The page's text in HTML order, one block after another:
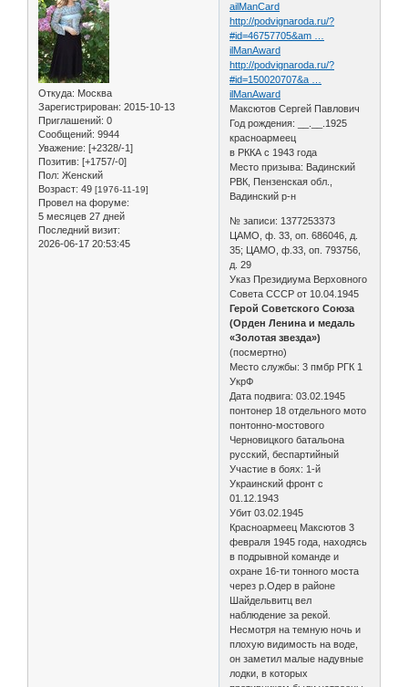
Откуда: Москва
Зарегистрирован: 2015-10-13
Приглашений: 0
Сообщений: 9944
Уважение: [+2328/-1]
Позитив: [+1757/-0]
Пол: Женский
Возраст: 49 [1976-11-19]
Провел на форуме:
5 месяцев 27 дней
Последний визит:
2026-06-17 20:53:45
ailManCard
http://podvignaroda.ru/?
#id=46757705&am …
ilManAward
http://podvignaroda.ru/?
#id=150020707&a …
ilManAward
Максютов Сергей Павлович
Год рождения: __.__.1925
красноармеец
в РККА с 1943 года
Место призыва: Вадинский
РВК, Пензенская обл.,
Вадинский р-н
№ записи: 1377253373
ЦАМО, ф. 33, оп. 686046, д.
35; ЦАМО, ф.33, оп. 793756,
д. 29
Указ Президиума Верховного
Совета СССР от 10.04.1945
Герой Советского Союза
(Орден Ленина и медаль
«Золотая звезда»)
(посмертно)
Место службы: 3 пмбр РГК 1
УкрФ
Дата подвига: 03.02.1945
понтонер 18 отдельного мото
понтонно-мостового
Черновицкого батальона
русский, беспартийный
Участие в боях: 1-й
Украинский фронт с
01.12.1943
Убит 03.02.1945
Красноармеец Максютов 3
февраля 1945 года, находясь
в подрывной команде и
охране 16-ти тонного моста
через р.Одер в районе
Шайдельвитц вел
наблюдение за рекой.
Несмотря на темную ночь и
плохую видимость на воде,
он заметил малые надувные
лодки, в которых